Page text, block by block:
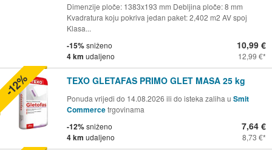
Dimenzije ploče: 1383x193 mm Debljina ploče: 8 mm
Kvadratura koju pokriva jedan paket: 2,402 m2 AV spoj
Klasa...
-15%sniženo
4 km udaljeno
10,99 €
12,99 €
TEXO GLETAFAS PRIMO GLET MASA 25 kg
Ponuda vrijedi do 14.08.2026 ili do isteka zaliha u Smit
Commercetrgovinama
-12%sniženo
4 km udaljeno
7,64 €
8,73 €
-12%